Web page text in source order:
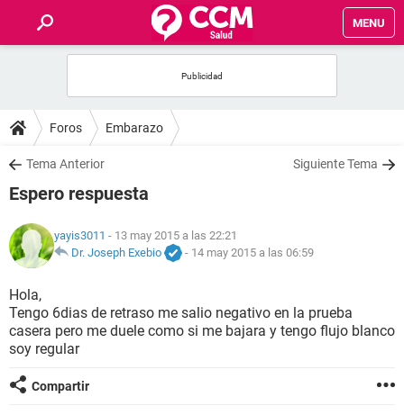
MENU
FOROS
SALUD
FAMILIA
NUTRICIÓN
BIENESTAR
SEXUALIDAD
GLOSARIO
Foros Embarazo
Tema Anterior Siguiente Tema
Espero respuesta
yayis3011 - 13 may 2015 a las 22:21
Dr. Joseph Exebio
- 14 may 2015 a las 06:59
Hola,
Tengo 6dias de retraso me salio negativo en la prueba
casera pero me duele como si me bajara y tengo flujo blanco
soy regular
Compartir